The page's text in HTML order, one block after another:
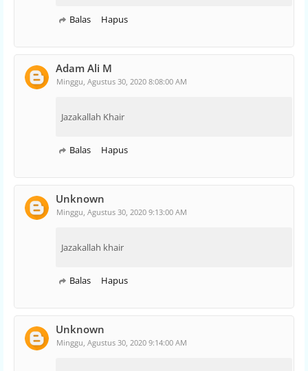
Balas Hapus
Adam Ali M
Minggu, Agustus 30, 2020 8:08:00 AM
Jazakallah Khair
Balas Hapus
Unknown
Minggu, Agustus 30, 2020 9:13:00 AM
Jazakallah khair
Balas Hapus
Unknown
Minggu, Agustus 30, 2020 9:14:00 AM